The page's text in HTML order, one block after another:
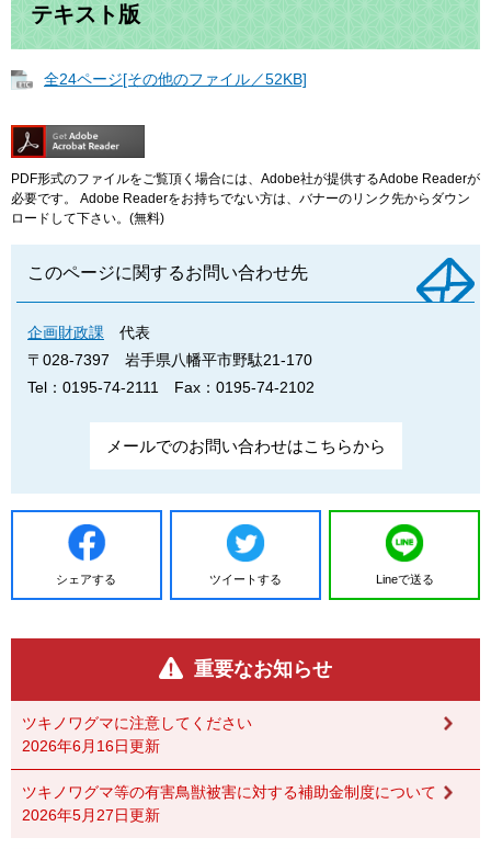
テキスト版
全24ページ[その他のファイル／52KB]
PDF形式のファイルをご覧頂く場合には、Adobe社が提供するAdobe Readerが
必要です。
Adobe Readerをお持ちでない方は、バナーのリンク先からダウン
ロードして下さい。(無料)
このページに関するお問い合わせ先
企画財政課
代表
〒028-7397
岩手県八幡平市野駄21-170
Tel：0195-74-2111
Fax：0195-74-2102
メールでのお問い合わせはこちらから
シェアする ツイートする Lineで送る
重要なお知らせ
ツキノワグマに注意してください
2026年6月16日更新
ツキノワグマ等の有害鳥獣被害に対する補助金制度について
2026年5月27日更新